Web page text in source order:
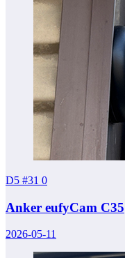
D5 #31 0
Anker eufyCam C35
2026-05-11